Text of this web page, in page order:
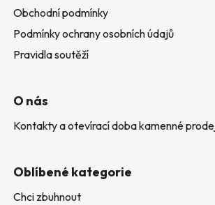
Obchodní podmínky
Podmínky ochrany osobních údajů
Pravidla soutěží
O nás
Kontakty a otevírací doba kamenné
Oblíbené kategorie
Chci zbuhnout